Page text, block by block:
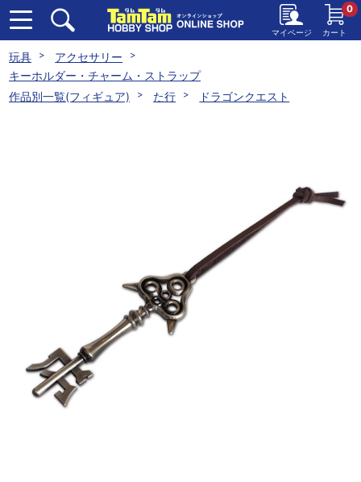
マイページ カート
0
玩具
アクセサリー
キーホルダー・チャーム・ストラップ
作品別一覧(フィギュア)
た行 ドラゴンクエスト